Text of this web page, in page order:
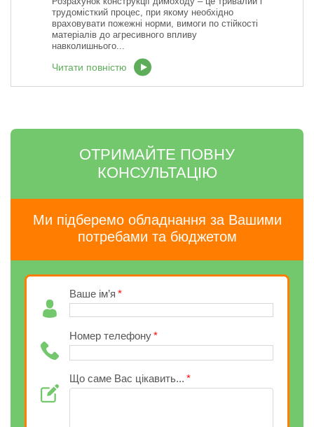
трудомісткий процес, при якому необхідно
враховувати пожежні норми, вимоги по стійкості
матеріалів до агресивного впливу
навколишнього...
Читати повністю
ОТРИМАЙТЕ ПОВНУ
КОНСУЛЬТАЦІЮ
Ми підберемо обладнання за Вашими
потребами та бюджетом
Ваше ім’я
Номер телефону
Що саме Вас цікавить...